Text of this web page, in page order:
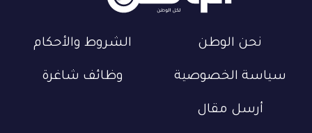
نحن الوطن الشروط والأحكام
سياسة الخصوصية وظائف شاغرة
أرسل مقال